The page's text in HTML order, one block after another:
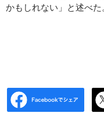
かもしれない」と述べた